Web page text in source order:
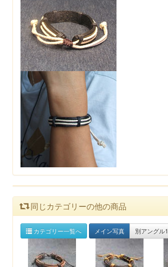
同じカテゴリーの他の商品
カテゴリー一覧へ メイン写真 別アングル1